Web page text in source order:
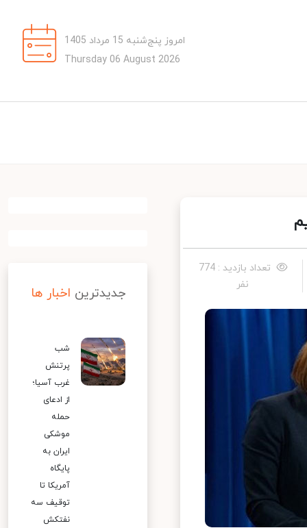
امروز پنج‌شنبه 15 مرداد 1405
Thursday 06 August 2026
تعداد بازدید : 774
نفر
جدیدترین اخبار ها
شب
پرتنش
غرب آسیا؛
از ادعای
حمله
موشکی
ایران به
پایگاه
آمریکا تا
توقیف سه
نفتکش